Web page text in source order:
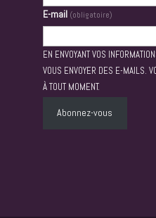
E-mail (obligatoire)
EN ENVOYANT VOS
VOUS ENVOYER DES E-MAILS.
À TOUT MOMENT.
Abonnez-vous